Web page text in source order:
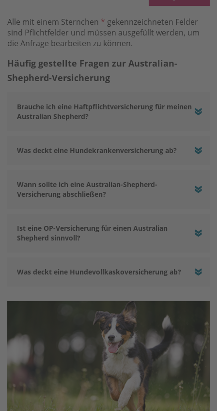
Alle mit einem Sternchen * gekennzeichneten Felder
sind Pflichtfelder und müssen ausgefüllt werden, um
die Anfrage bearbeiten zu können.
Häufig gestellte Fragen zur Australian-
Shepherd-Versicherung
Brauche ich eine Haftpflichtversicherung für meinen
Australian Shepherd?
Was deckt eine Hundekrankenversicherung ab?
Wann sollte ich eine Australian-Shepherd-
Versicherung abschließen?
Ist eine OP-Versicherung für einen Australian
Shepherd sinnvoll?
Was deckt eine Hundevollkaskoversicherung ab?